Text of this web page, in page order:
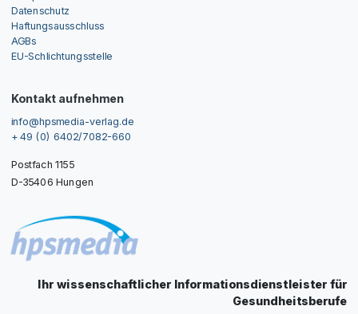
Datenschutz
Haftungsausschluss
AGBs
EU-Schlichtungsstelle
Kontakt aufnehmen
info@hpsmedia-verlag.de
+ 49 (0) 6402/7082-660
Postfach 1155
D-35406 Hungen
Ihr wissenschaftlicher Informationsdienstleister für
Gesundheitsberufe